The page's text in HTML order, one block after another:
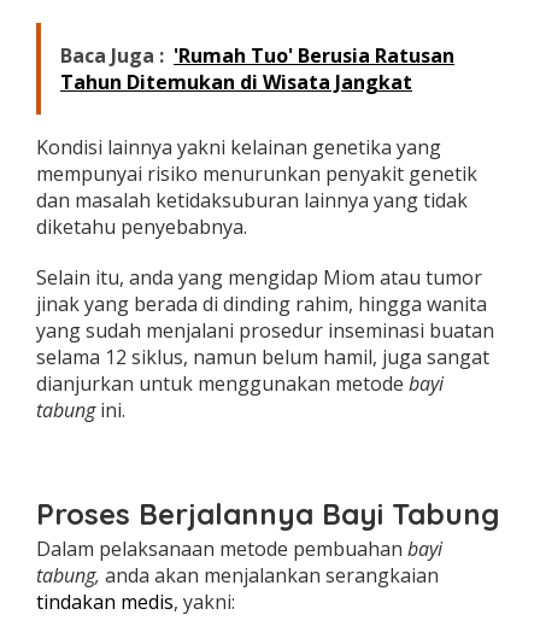
Baca Juga : 'Rumah Tuo' Berusia Ratusan
Tahun Ditemukan di Wisata Jangkat
Kondisi lainnya yakni kelainan genetika yang
mempunyai risiko menurunkan penyakit genetik
dan masalah ketidaksuburan lainnya yang tidak
diketahu penyebabnya.
Selain itu, anda yang mengidap Miom atau tumor
jinak yang berada di dinding rahim, hingga wanita
yang sudah menjalani prosedur inseminasi buatan
selama 12 siklus, namun belum hamil, juga sangat
dianjurkan untuk menggunakan metode bayi
tabungini.
Proses Berjalannya Bayi Tabung
Dalam pelaksanaan metode pembuahan bayi
tabung, anda akan menjalankan serangkaian
tindakan medis, yakni: